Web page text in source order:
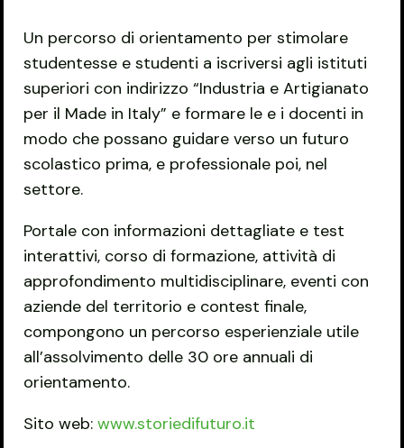
Un percorso di orientamento per stimolare
studentesse e studenti a iscriversi agli istituti
superiori con indirizzo “Industria e Artigianato
per il Made in Italy” e formare le e i docenti in
modo che possano guidare verso un futuro
scolastico prima, e professionale poi, nel
settore.
Portale con informazioni dettagliate e test
interattivi, corso di formazione, attività di
approfondimento multidisciplinare, eventi con
aziende del territorio e contest finale,
compongono un percorso esperienziale utile
all’assolvimento delle 30 ore annuali di
orientamento.
Sito web: www.storiedifuturo.it